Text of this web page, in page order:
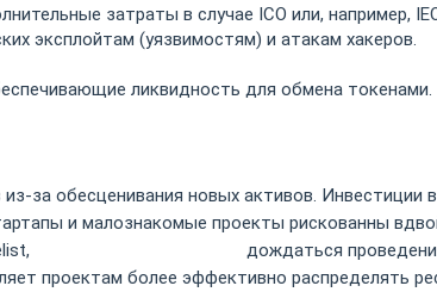
затраты в случае ICO или, например,
эксплойтам (уязвимостям) и атакам хакеров.
ликвидность для обмена токенами.
из-за обесценивания новых активов.
и малознакомые проекты рискованны
дождаться
проектам более эффективно распределять